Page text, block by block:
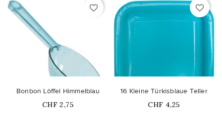
favorite_border
Bonbon Löffel Himmelblau
Price
CHF 2,75
favorite_border
16 Kleine Türkisblaue Teller
Price
CHF 4,25